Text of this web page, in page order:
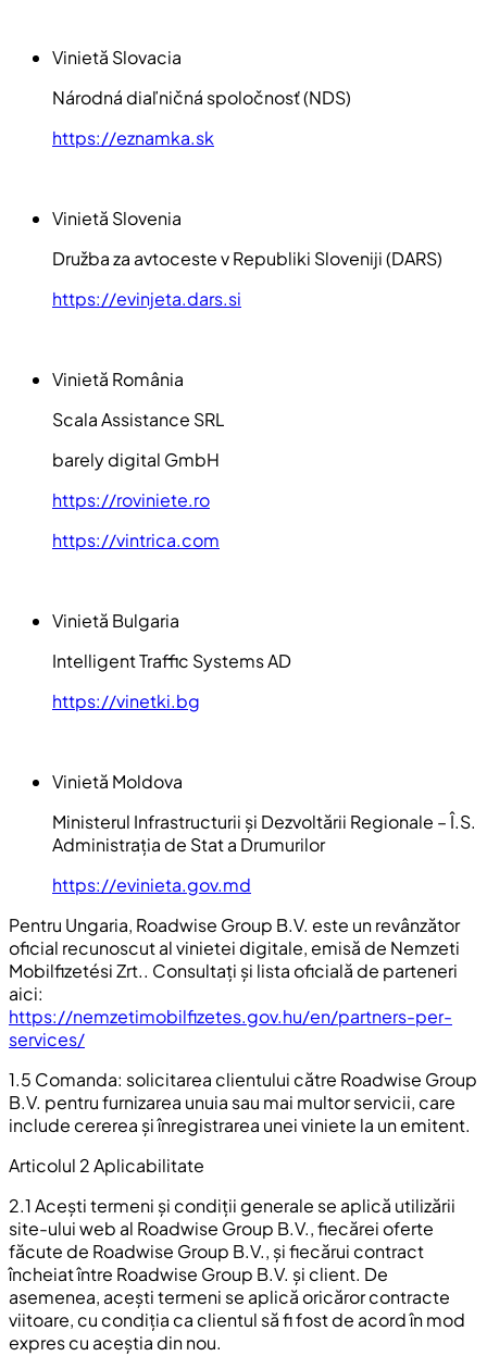
Vinietă Slovacia
Národná diaľničná spoločnosť (NDS)
https://eznamka.sk
Vinietă Slovenia
Družba za avtoceste v Republiki Sloveniji (DARS)
https://evinjeta.dars.si
Vinietă România
Scala Assistance SRL
barely digital GmbH
https://roviniete.ro
https://vintrica.com
Vinietă Bulgaria
Intelligent Traffic Systems AD
https://vinetki.bg
Vinietă Moldova
Ministerul Infrastructurii și Dezvoltării Regionale – Î.S.
Administrația de Stat a Drumurilor
https://evinieta.gov.md
Pentru Ungaria, Roadwise Group B.V. este un revânzător
oficial recunoscut al vinietei digitale, emisă de Nemzeti
Mobilfizetési Zrt.. Consultați și lista oficială de parteneri
aici:
https://nemzetimobilfizetes.gov.hu/en/partners-per-
services/
1.5 Comanda: solicitarea clientului către Roadwise Group
B.V. pentru furnizarea unuia sau mai multor servicii, care
include cererea și înregistrarea unei viniete la un emitent.
Articolul 2 Aplicabilitate
2.1 Acești termeni și condiții generale se aplică utilizării
site-ului web al Roadwise Group B.V., fiecărei oferte
făcute de Roadwise Group B.V., și fiecărui contract
încheiat între Roadwise Group B.V. și client. De
asemenea, acești termeni se aplică oricăror contracte
viitoare, cu condiția ca clientul să fi fost de acord în mod
expres cu aceștia din nou.